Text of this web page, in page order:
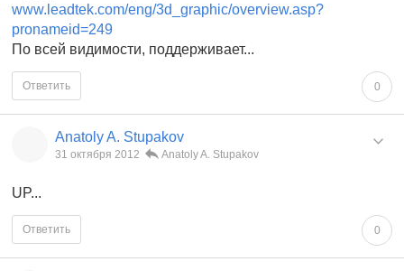
www.leadtek.com/eng/3d_graphic/overview.asp?
pronameid=249
По всей видимости, поддерживает...
0
Ответить
Anatoly A. Stupakov
31 октября 2012 Anatoly A. Stupakov
UP...
0
Ответить